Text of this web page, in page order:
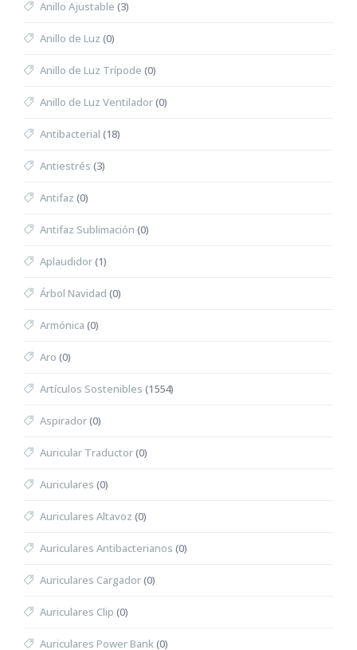
Anillo Ajustable (3)
Anillo de Luz (0)
Anillo de Luz Trípode (0)
Anillo de Luz Ventilador(0)
Antibacterial (18)
Antiestrés (3)
Antifaz (0)
Antifaz Sublimación (0)
Aplaudidor(1)
Árbol Navidad (0)
Armónica (0)
Aro (0)
Artículos Sostenibles (1554)
Aspirador(0)
Auricular Traductor(0)
Auriculares (0)
Auriculares Altavoz (0)
Auriculares Antibacterianos (0)
Auriculares Cargador(0)
Auriculares Clip (0)
Auriculares Power Bank(0)